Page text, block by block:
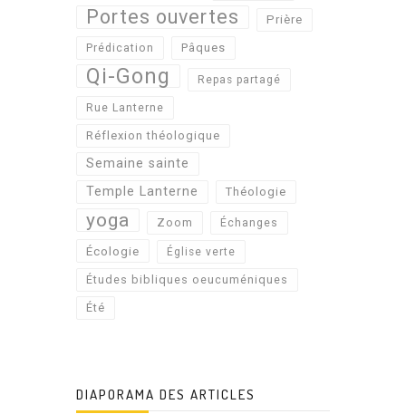
Portes ouvertes Prière
Prédication Pâques
Qi-Gong Repas partagé
Rue Lanterne
Réflexion théologique
Semaine sainte
Temple Lanterne
Théologie
yoga Zoom Échanges
Écologie Église verte
Études bibliques oeucuméniques
Été
DIAPORAMA DES ARTICLES